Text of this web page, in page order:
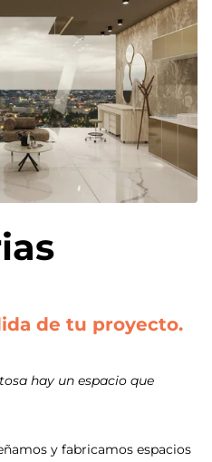
de tu proyecto.
hay un espacio que
y fabricamos espacios